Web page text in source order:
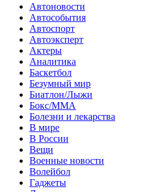
Автоновости
Автособытия
Автоспорт
Автоэксперт
Актеры
Аналитика
Баскетбол
Безумный мир
Биатлон/Лыжи
Бокс/MMA
Болезни и лекарства
В мире
В России
Вещи
Военные новости
Волейбол
Гаджеты